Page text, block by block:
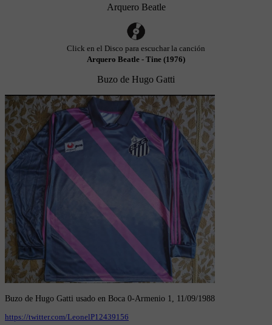
Arquero Beatle
Click en el Disco para escuchar la canción
Arquero Beatle - Tine (1976)
Buzo de Hugo Gatti
Buzo de Hugo Gatti usado en Boca 0-Armenio 1, 11/09/1988
https://twitter.com/LeonelP12439156